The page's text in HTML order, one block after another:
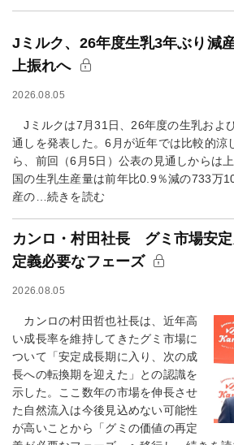
Jミルク、26年度生乳3年ぶり減
上振れへ
2026.08.05
Jミルクは7月31日、26年度の生乳およ
通しを発表した。6月が近年では比較的涼
ら、前回（6月5日）公表の見通しからは
国の生乳生産量は前年比0.9％減の733万
産の…続きを読む
カンロ・村田社長 グミ市場安
定義必要なフェーズ
2026.08.05
カンロの村田哲也社長は、近年高
い成長率を維持してきたグミ市場に
ついて「安定成長期に入り、次の成
長への転換期を迎えた」との認識を
示した。ここ数年の市場を伸長させ
た自然流入は今後見込めない可能性
が高いことから「グミの価値の再定